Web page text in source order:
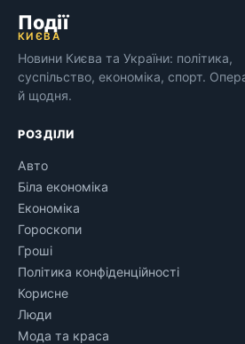
Події
КИЄВА
Новини Києва та України: політика,
суспільство, економіка, спорт.
й щодня.
РОЗДІЛИ
Авто
Біла економіка
Економіка
Гороскопи
Гроші
Політика конфіденційності
Корисне
Люди
Мода та краса